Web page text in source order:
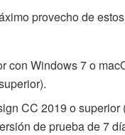
provecho de
con Windows 7 o
CC 2019 o superior
de prueba de 7